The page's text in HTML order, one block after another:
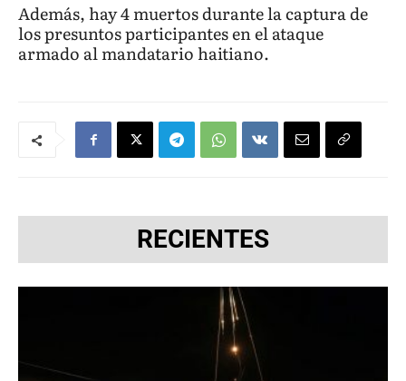
Además, hay 4 muertos durante la captura de
los presuntos participantes en el ataque
armado al mandatario haitiano.
RECIENTES